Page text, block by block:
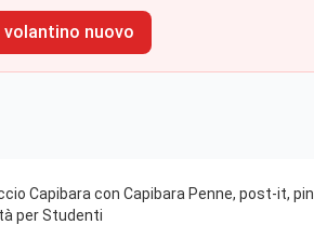
nuovo
Capibara con Capibara Penne, post-it,
per Studenti